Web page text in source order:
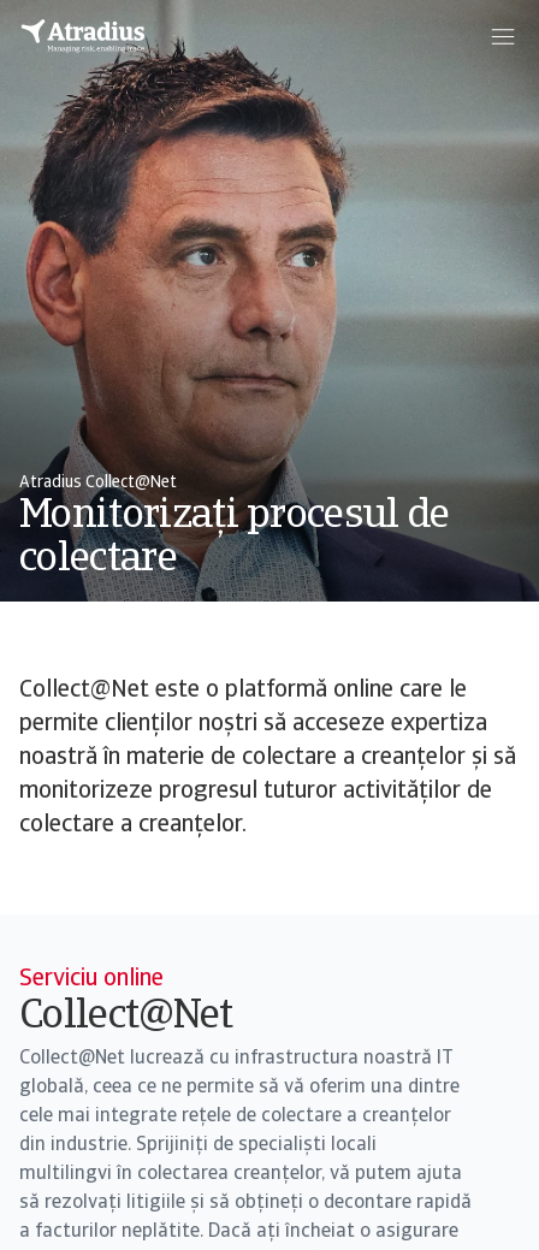
Atradius Collect@Net
Monitorizați procesul de
colectare
Collect@Net este o platformă online care le
permite clienților noștri să acceseze expertiza
noastră în materie de colectare a creanțelor și să
monitorizeze progresul tuturor activităților de
colectare a creanțelor.
Serviciu online
Collect@Net
Collect@Net lucrează cu infrastructura noastră IT
globală, ceea ce ne permite să vă oferim una dintre
cele mai integrate rețele de colectare a creanțelor
din industrie. Sprijiniți de specialiști locali
multilingvi în colectarea creanțelor, vă putem ajuta
să rezolvați litigiile și să obțineți o decontare rapidă
a facturilor neplătite. Dacă ați încheiat o asigurare